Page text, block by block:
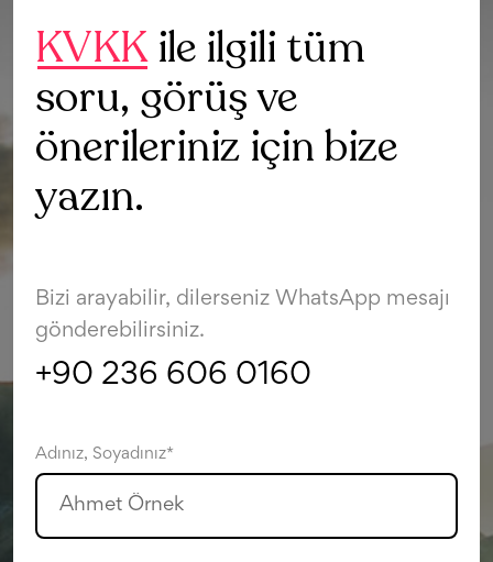
KVKKile ilgili tüm
soru, görüş ve
önerileriniz için bize
yazın.
Bizi arayabilir, dilerseniz WhatsApp mesajı
gönderebilirsiniz.
+90 236 606 0160
Adınız, Soyadınız*